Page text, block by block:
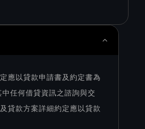
應以貸款申請書及約定書為
任何借貸資訊之諮詢與交
貸款方案詳細約定應以貸款